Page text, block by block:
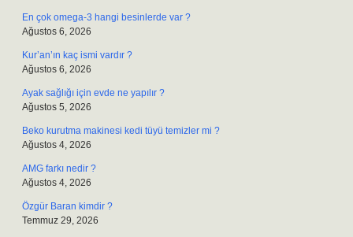
En çok omega-3 hangi besinlerde var ?
Ağustos 6, 2026
Kur’an’ın kaç ismi vardır ?
Ağustos 6, 2026
Ayak sağlığı için evde ne yapılır ?
Ağustos 5, 2026
Beko kurutma makinesi kedi tüyü temizler mi ?
Ağustos 4, 2026
AMG farkı nedir ?
Ağustos 4, 2026
Özgür Baran kimdir ?
Temmuz 29, 2026